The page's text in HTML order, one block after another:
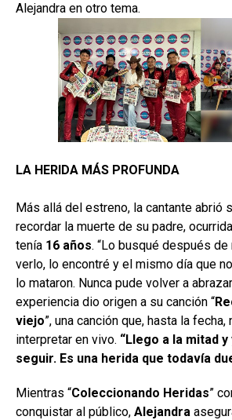
Alejandra en otro tema.
LA HERIDA MÁS PROFUNDA
Más allá del estreno, la cantante abrió
recordar la muerte de su padre,
tenía 16 años. “Lo busqué después
verlo, lo encontré y el mismo día que
lo mataron. Nunca pude volver a
experiencia dio origen a su canción “
viejo”, una canción que, hasta la fecha,
interpretar en vivo. “Llego a la mitad y
seguir. Es una herida que todavía
Mientras “Coleccionando Heridas”
conquistar al público, Alejandra